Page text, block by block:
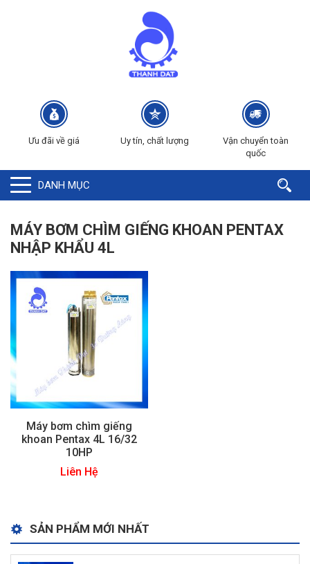
Ưu đãi về giá Uy tín, chất lượng
Vận chuyển toàn
quốc
DANH MỤC
MÁY BƠM CHÌM GIẾNG KHOAN PENTAX
NHẬP KHẨU 4L
Máy bơm chìm giếng
khoan Pentax 4L 16/32
10HP
Liên Hệ
SẢN PHẨM MỚI NHẤT